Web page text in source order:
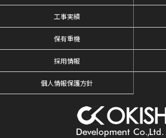
工事実績
保有重機
採用情報
個人情報保護方針